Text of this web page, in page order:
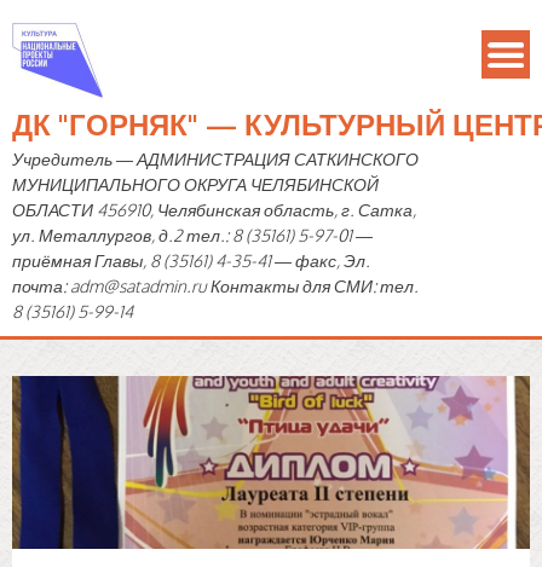
ДК "ГОРНЯК" — КУЛЬТУРНЫЙ
Учредитель — АДМИНИСТРАЦИЯ САТКИНСКОГО
МУНИЦИПАЛЬНОГО ОКРУГА ЧЕЛЯБИНСКОЙ
ОБЛАСТИ 456910, Челябинская область, г. Сатка,
ул. Металлургов, д.2 тел.: 8 (35161) 5-97-01 —
приёмная Главы, 8 (35161) 4-35-41 — факс, Эл.
почта: adm@satadmin.ru Контакты для СМИ: тел.
8 (35161) 5-99-14